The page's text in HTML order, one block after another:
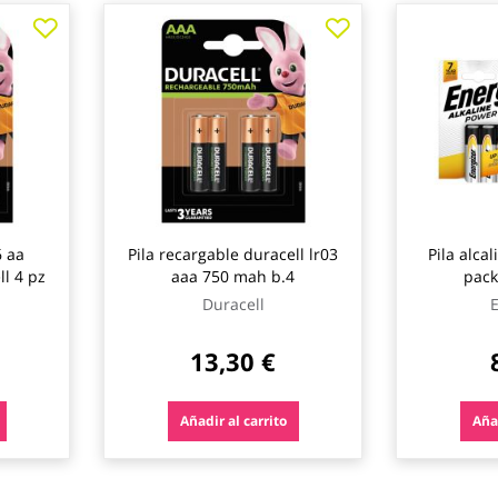
aa
4 pz
Pila recargable duracell lr03
aaa 750 mah b.4
Duracell
13,30 €
Añadir al carrito
Pila